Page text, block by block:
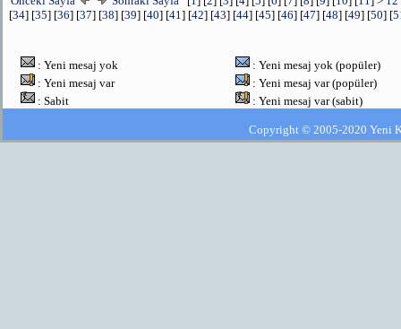
[34] [35] [36] [37] [38] [39] [40] [41] [42] [43] [44] [45] [46] [47] [48] [49] [50] [
: Yeni mesaj yok
: Yeni mesaj var
: Sabit
: Yeni mesaj yok (popüler)
: Yeni mesaj var (popüler)
: Yeni mesaj var (sabit)
Copyright © 2005-2020 Yeni